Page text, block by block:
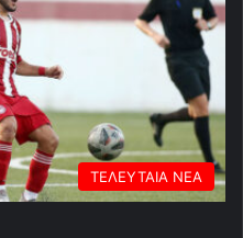
ΤΕΛΕΥΤΑΙΑ ΝΕΑ